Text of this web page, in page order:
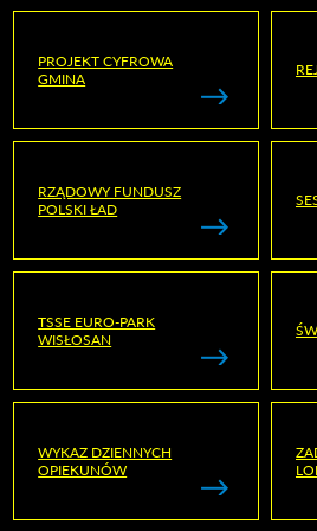
PROJEKT CYFROWA
GMINA
RZĄDOWY FUNDUSZ
POLSKI ŁAD
TSSE EURO-PARK
WISŁOSAN
WYKAZ DZIENNYCH
OPIEKUNÓW